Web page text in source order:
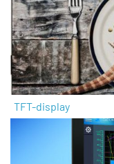
TFT-display